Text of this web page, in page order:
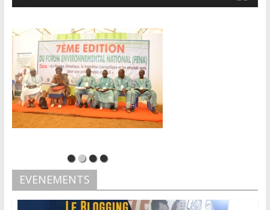
EVENEMENTS